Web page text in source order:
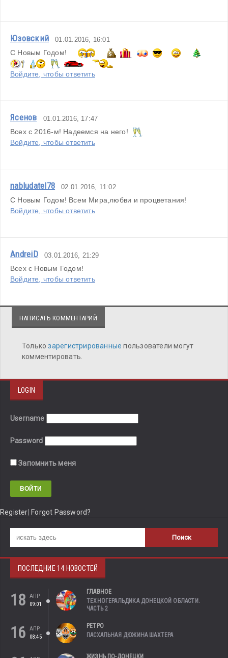
Юзовский 01.01.2016, 16:01
С Новым Годом!
Войдите, чтобы ответить
Ясенов 01.01.2016, 17:47
Всех с 2016-м! Надеемся на него!
Войдите, чтобы ответить
nabludatel78 02.01.2016, 11:02
С Новым Годом! Всем Мира,любви и процветания!
Войдите, чтобы ответить
AndreiD 03.01.2016, 21:29
Всех с Новым Годом!
Войдите, чтобы ответить
НАПИСАТЬ КОММЕНТАРИЙ
Толькозарегистрированныепользователи могут
комментировать.
LOGIN
Username
Password
Запомнить меня
Register Forgot Password?
ПОСЛЕДНИЕ 14 НОВОСТЕЙ
18
АПР
09:01
ГЛАВНОЕ
ТЕХНОГЕРАЛЬДИКА ДОНЕЦКОЙ ОБЛАСТИ.
ЧАСТЬ 2
16
АПР
08:45
РЕТРО
ПАСХАЛЬНАЯ ДЮЖИНА ШАХТЕРА
ЖИЗНЬ ПО-ДОНЕЦКИ